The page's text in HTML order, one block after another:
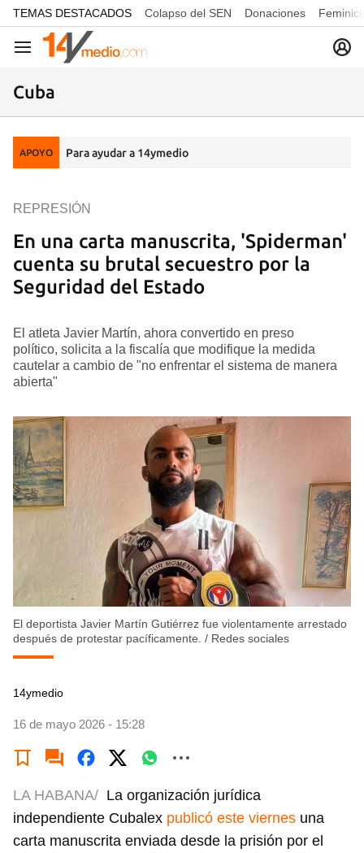
common.go-to-content
TEMAS DESTACADOS Colapso del SEN Donaciones
Navegación
Cuba
APOYO Para ayudar a 14ymedio
En una carta manuscrita, 'Spiderman'
cuenta su brutal secuestro por la
Seguridad del Estado
REPRESIÓN
El atleta Javier Martín, ahora convertido en preso
político, solicita a la fiscalía que modifique la medida
cautelar a cambio de "no enfrentar el sistema de manera
abierta"
El deportista Javier Martín Gutiérrez fue violentamente arrestado
después de protestar pacíficamente. / Redes sociales
14ymedio
16 de mayo 2026 - 15:28
LA HABANA/ La organización jurídica
independiente Cubalex publicó este viernes una
carta manuscrita enviada desde la prisión por el